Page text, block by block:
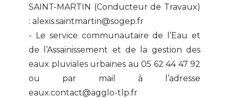
SAINT-MARTIN (Conducteur de Travaux)
: alexis.saintmartin@sogep.fr
- Le service communautaire de l’Eau et
de l’Assainissement et de la gestion des
eaux pluviales urbaines au 05 62 44 47 92
ou par mail à l’adresse
eaux.contact@agglo-tlp.fr